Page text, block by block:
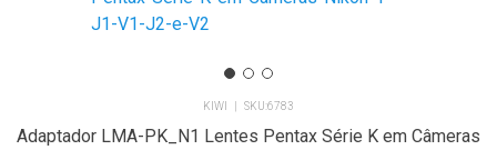
KIWI 6783
Adaptador LMA-PK_N1 Lentes Pentax Série K em Câmeras